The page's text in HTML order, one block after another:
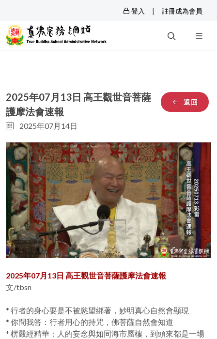
登入 | 註冊成為會員
返回
2025年07月13日 高王觀世音菩薩
護摩法會速報
2025年07月14日
2025年07月13日 高王觀世音菩薩護摩法會速報
文/tbsn
* 行者的身心要是不被慾望綁著，妙明真心自然會顯現
* 你問我答：行者用心的持咒，佛菩薩自然會知道
* 楞嚴經精華：人的妄念與如同海市蜃樓，到頭來都是一場